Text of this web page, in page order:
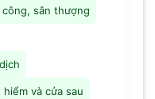
công, sân thượng
hiểm và cửa sau